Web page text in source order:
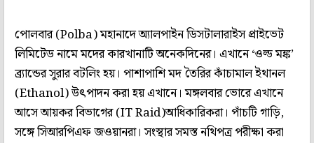
পোলবার (Polba) মহানাদে অ্যালপাইন ডিসটালারাইস প্রাইভেট
লিমিটেড নামে মদের কারখানাটি অনেকদিনের। এখানে ‘ওল্ড মঙ্ক’
ব্র্যান্ডের সুরার বটলিং হয়। পাশাপাশি মদ তৈরির কাঁচামাল ইথানল
(Ethanol) উৎপাদন করা হয় এখানে। মঙ্গলবার ভোরে এখানে
আসে আয়কর বিভাগের (IT Raid)আধিকারিকরা। পাঁচটি গাড়ি,
সঙ্গে সিআরপিএফ জওয়ানরা। সংস্থার সমস্ত নথিপত্র পরীক্ষা করা